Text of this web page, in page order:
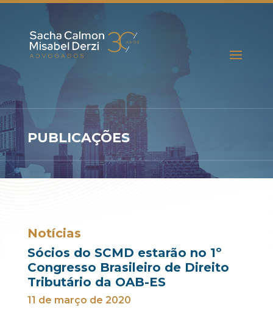
PUBLICAÇÕES
Notícias
Sócios do SCMD estarão no 1º
Congresso Brasileiro de Direito
Tributário da OAB-ES
11 de março de 2020